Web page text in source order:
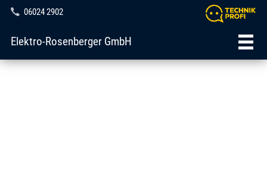
06024 2902
Elektro-Rosenberger GmbH